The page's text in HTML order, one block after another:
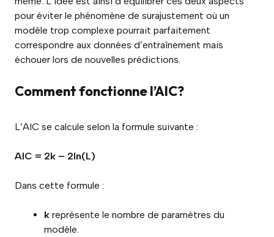
pour éviter le phénomène de surajustement où un
modèle trop complexe pourrait parfaitement
correspondre aux données d’entraînement mais
échouer lors de nouvelles prédictions.
Comment fonctionne l’AIC?
L’AIC se calcule selon la formule suivante :
AIC = 2k – 2ln(L)
Dans cette formule :
k représente le nombre de paramètres du
modèle.